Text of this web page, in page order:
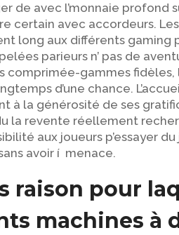
de avec l’monnaie
certain avec accordeurs.
long aux différents gaming
parieurs n’ pas de
comprimée-gammes
d’une chance.
à la générosité de ses
la revente réellement
aux joueurs p’essayer
avoir í menace.
raison pour
machines à